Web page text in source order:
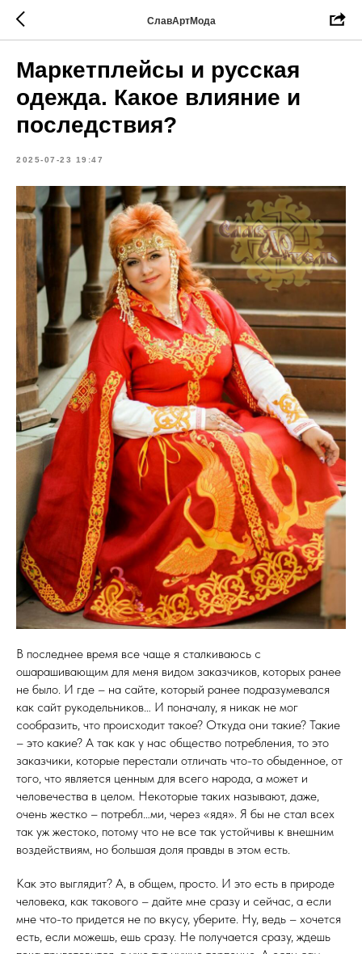
СлавАртМода
Маркетплейсы и русская
одежда. Какое влияние и
последствия?
2025-07-23 19:47
В последнее время все чаще я сталкиваюсь с
ошарашивающим для меня видом заказчиков, которых ранее
не было. И где – на сайте, который ранее подразумевался
как сайт рукодельников… И поначалу, я никак не мог
сообразить, что происходит такое? Откуда они такие? Такие
– это какие? А так как у нас общество потребления, то это
заказчики, которые перестали отличать что-то обыденное, от
того, что является ценным для всего народа, а может и
человечества в целом. Некоторые таких называют, даже,
очень жестко – потребл…ми, через «ядя». Я бы не стал всех
так уж жестоко, потому что не все так устойчивы к внешним
воздействиям, но большая доля правды в этом есть.
Как это выглядит? А, в общем, просто. И это есть в природе
человека, как такового – дайте мне сразу и сейчас, а если
мне что-то придется не по вкусу, уберите. Ну, ведь – хочется
есть, если можешь, ешь сразу. Не получается сразу, ждешь